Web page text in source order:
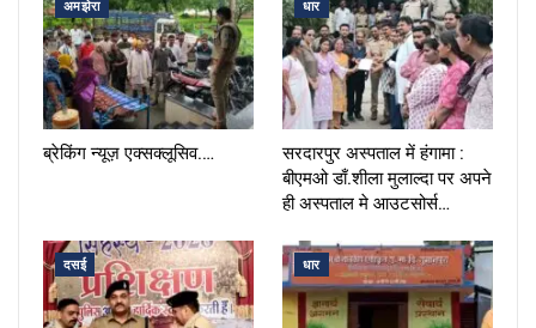
अमझेरा
ब्रेकिंग न्यूज़ एक्सक्लूसिव.…
धार
सरदारपुर अस्पताल में हंगामा :
बीएमओ डाँ.शीला मुलाल्दा पर अपने
ही अस्पताल मे आउटसोर्स…
दसई धार